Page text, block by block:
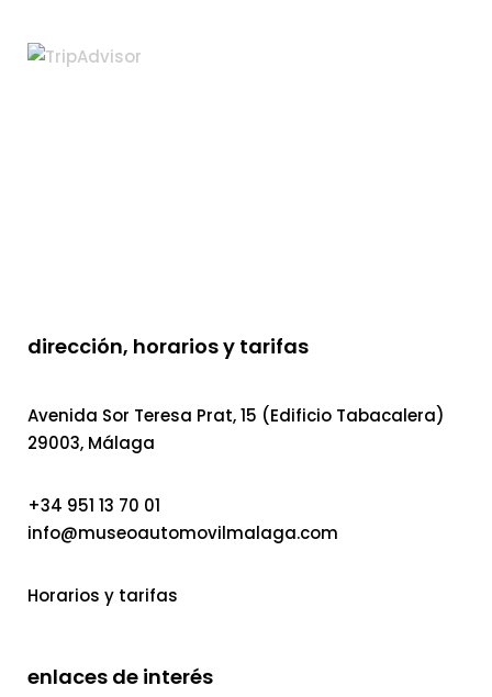
dirección, horarios y tarifas
Avenida Sor Teresa Prat, 15 (Edificio Tabacalera)
29003, Málaga
+34 951 13 70 01
info@museoautomovilmalaga.com
Horarios y tarifas
enlaces de interés